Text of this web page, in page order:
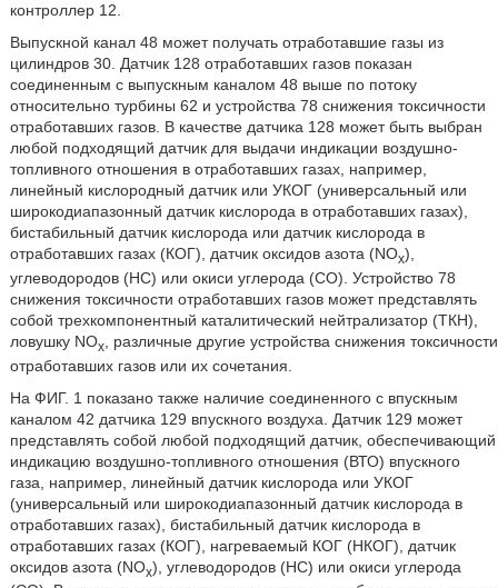
контроллер 12.
Выпускной канал 48 может получать отработавшие газы из
цилиндров 30. Датчик 128 отработавших газов показан
соединенным с выпускным каналом 48 выше по потоку
относительно турбины 62 и устройства 78 снижения токсичности
отработавших газов. В качестве датчика 128 может быть выбран
любой подходящий датчик для выдачи индикации воздушно-
топливного отношения в отработавших газах, например,
линейный кислородный датчик или УКОГ (универсальный или
широкодиапазонный датчик кислорода в отработавших газах),
бистабильный датчик кислорода или датчик кислорода в
отработавших газах (КОГ), датчик оксидов азота (NOx),
углеводородов (НС) или окиси углерода (СО). Устройство 78
снижения токсичности отработавших газов может представлять
собой трехкомпонентный каталитический нейтрализатор (ТКН),
ловушку NOx, различные другие устройства снижения токсичности
отработавших газов или их сочетания.
На ФИГ. 1 показано также наличие соединенного с впускным
каналом 42 датчика 129 впускного воздуха. Датчик 129 может
представлять собой любой подходящий датчик, обеспечивающий
индикацию воздушно-топливного отношения (ВТО) впускного
газа, например, линейный датчик кислорода или УКОГ
(универсальный или широкодиапазонный датчик кислорода в
отработавших газах), бистабильный датчик кислорода в
отработавших газах (КОГ), нагреваемый КОГ (НКОГ), датчик
оксидов азота (NOx), углеводородов (НС) или окиси углерода